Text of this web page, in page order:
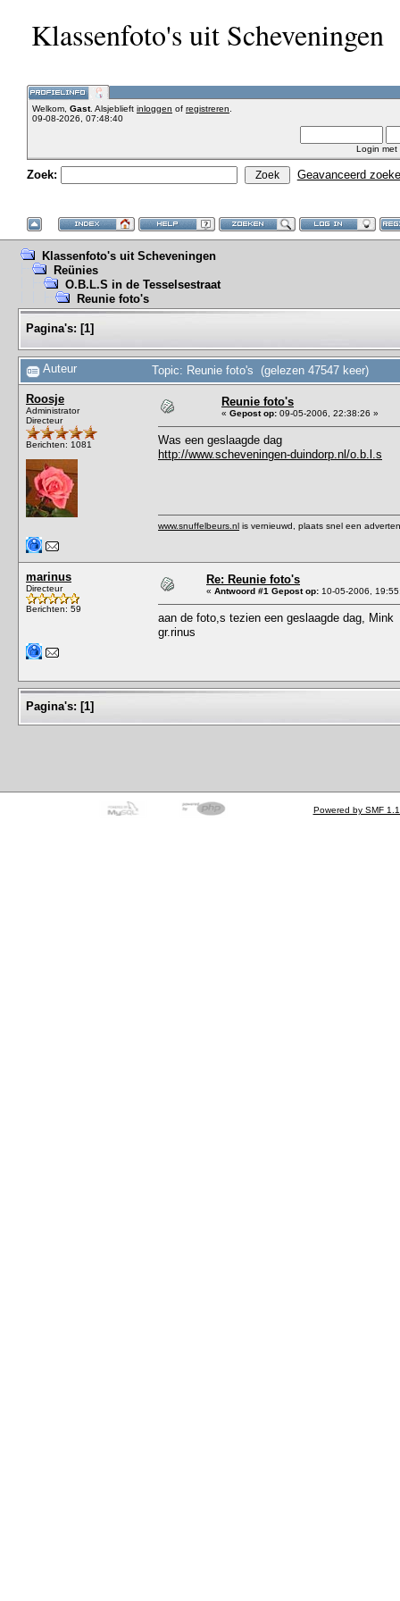
Klassenfoto's uit Scheveningen
Welkom, Gast. Alsjeblieft inloggen of registreren
09-08-2026, 07:48:40
Login met
Zoek: Geavanceerd
Klassenfoto's uit Scheveningen
Reünies
O.B.L.S in de Tesselsestraat
Reunie foto's
Pagina's: [1]
Auteur Topic: Reunie foto's (gelezen 47547 keer)
Roosje
Administrator
Directeur
Berichten: 1081
Reunie foto's
« Gepost op: 09-05-2006, 22:38:26 »
Was een geslaagde dag
http://www.scheveningen-duindorp.nl/o.b.l.s
www.snuffelbeurs.nl is vernieuwd, plaats snel een
marinus
Directeur
Berichten: 59
Re: Reunie foto's
« Antwoord #1 Gepost op: 10-05-2006,
aan de foto,s tezien een geslaagde dag, Mink
gr.rinus
Pagina's: [1]
Powered by SMF